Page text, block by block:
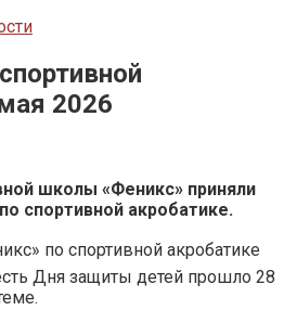
2026
школы «Феникс» приняли
спортивной акробатике.
по спортивной акробатике
Дня защиты детей прошло 28